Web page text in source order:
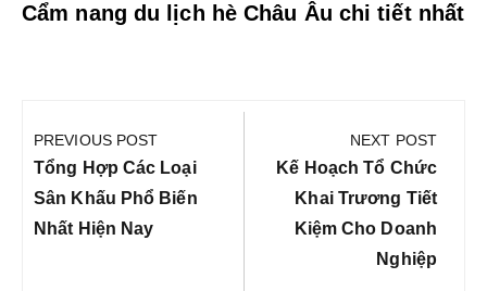
Cẩm nang du lịch hè Châu Âu chi tiết nhất
hướng
bài
viết
PREVIOUS POST
Previous
Post:
Tổng Hợp Các Loại
Sân Khấu Phổ Biến
Nhất Hiện Nay
NEXT POST
Next
Post:
Kế Hoạch Tổ Chức
Khai Trương Tiết
Kiệm Cho Doanh
Nghiệp